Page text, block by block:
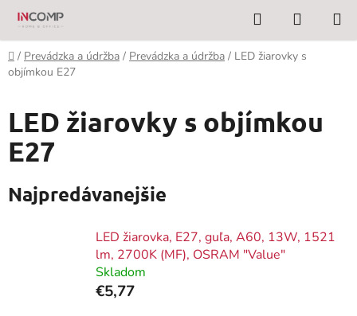
Prejsť
obsah
Hľadať
KOŠÍK
Domov
/ Prevádzka a údržba / Prevádzka a údržba / LED žiarovky s
objímkou E27
LED žiarovky s objímkou
E27
Najpredávanejšie
LED žiarovka, E27, guľa, A60, 13W, 1521
lm, 2700K (MF), OSRAM "Value"
Skladom
€5,77